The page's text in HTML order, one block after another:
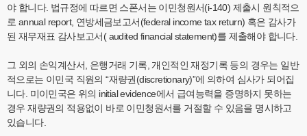
야 합니다. 법규정에 따르면 스폰서는 이민청원서(i-140) 제출시 원칙적으
로 annual report, 연방세금보고서(federal income tax return) 혹은 감사가
된 재무재표 감사보고서( audited financial statement)를 제출해야 합니다.
그 외의 손익계산서, 은행거래 기록, 개인적인 재정기록 등의 경우는 일반
적으로는 이민국 직원의 “재량권(discretionary)”에 의하여 심사가 되어집
니다. 미이민국은 위의 initial evidence에서 급여능력을 증명하지 못하는
경우 재량권의 적용없이 바로 이민청원서를 거절할 수 있음을 명시하고
있습니다.